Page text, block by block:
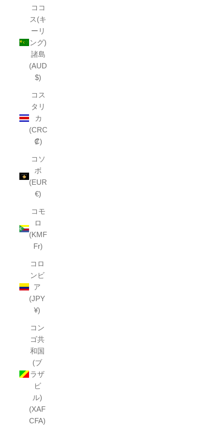
ココ
ス(キ
ーリ
ング)
諸島
(AUD
$)
コス
タリ
カ
(CRC
₡)
コソ
ボ
(EUR
€)
コモ
ロ
(KMF
Fr)
コロ
ンビ
ア
(JPY
¥)
コン
ゴ共
和国
(ブ
ラザ
ビ
ル)
(XAF
CFA)